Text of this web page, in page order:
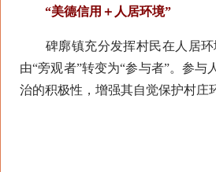
“美德信用＋人居环境”
碑廓镇充分发挥村民在人居环
由“旁观者”转变为“参与者”。参
治的积极性，增强其自觉保护村庄